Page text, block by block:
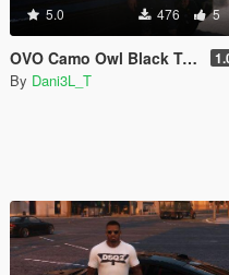
5.0 476 5
OVO Camo Owl Black T-Shirt
By Dani3L_T